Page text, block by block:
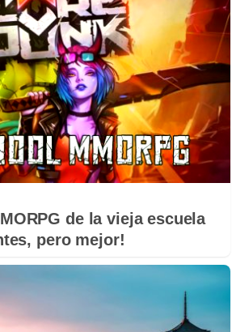
de la vieja escuela
pero mejor!